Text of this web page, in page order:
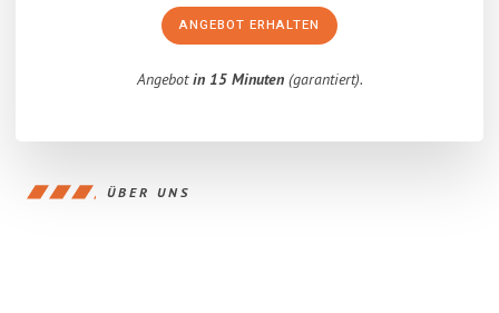
ANGEBOT ERHALTEN
Angebotin 15 Minuten(garantiert).
ÜBER UNS